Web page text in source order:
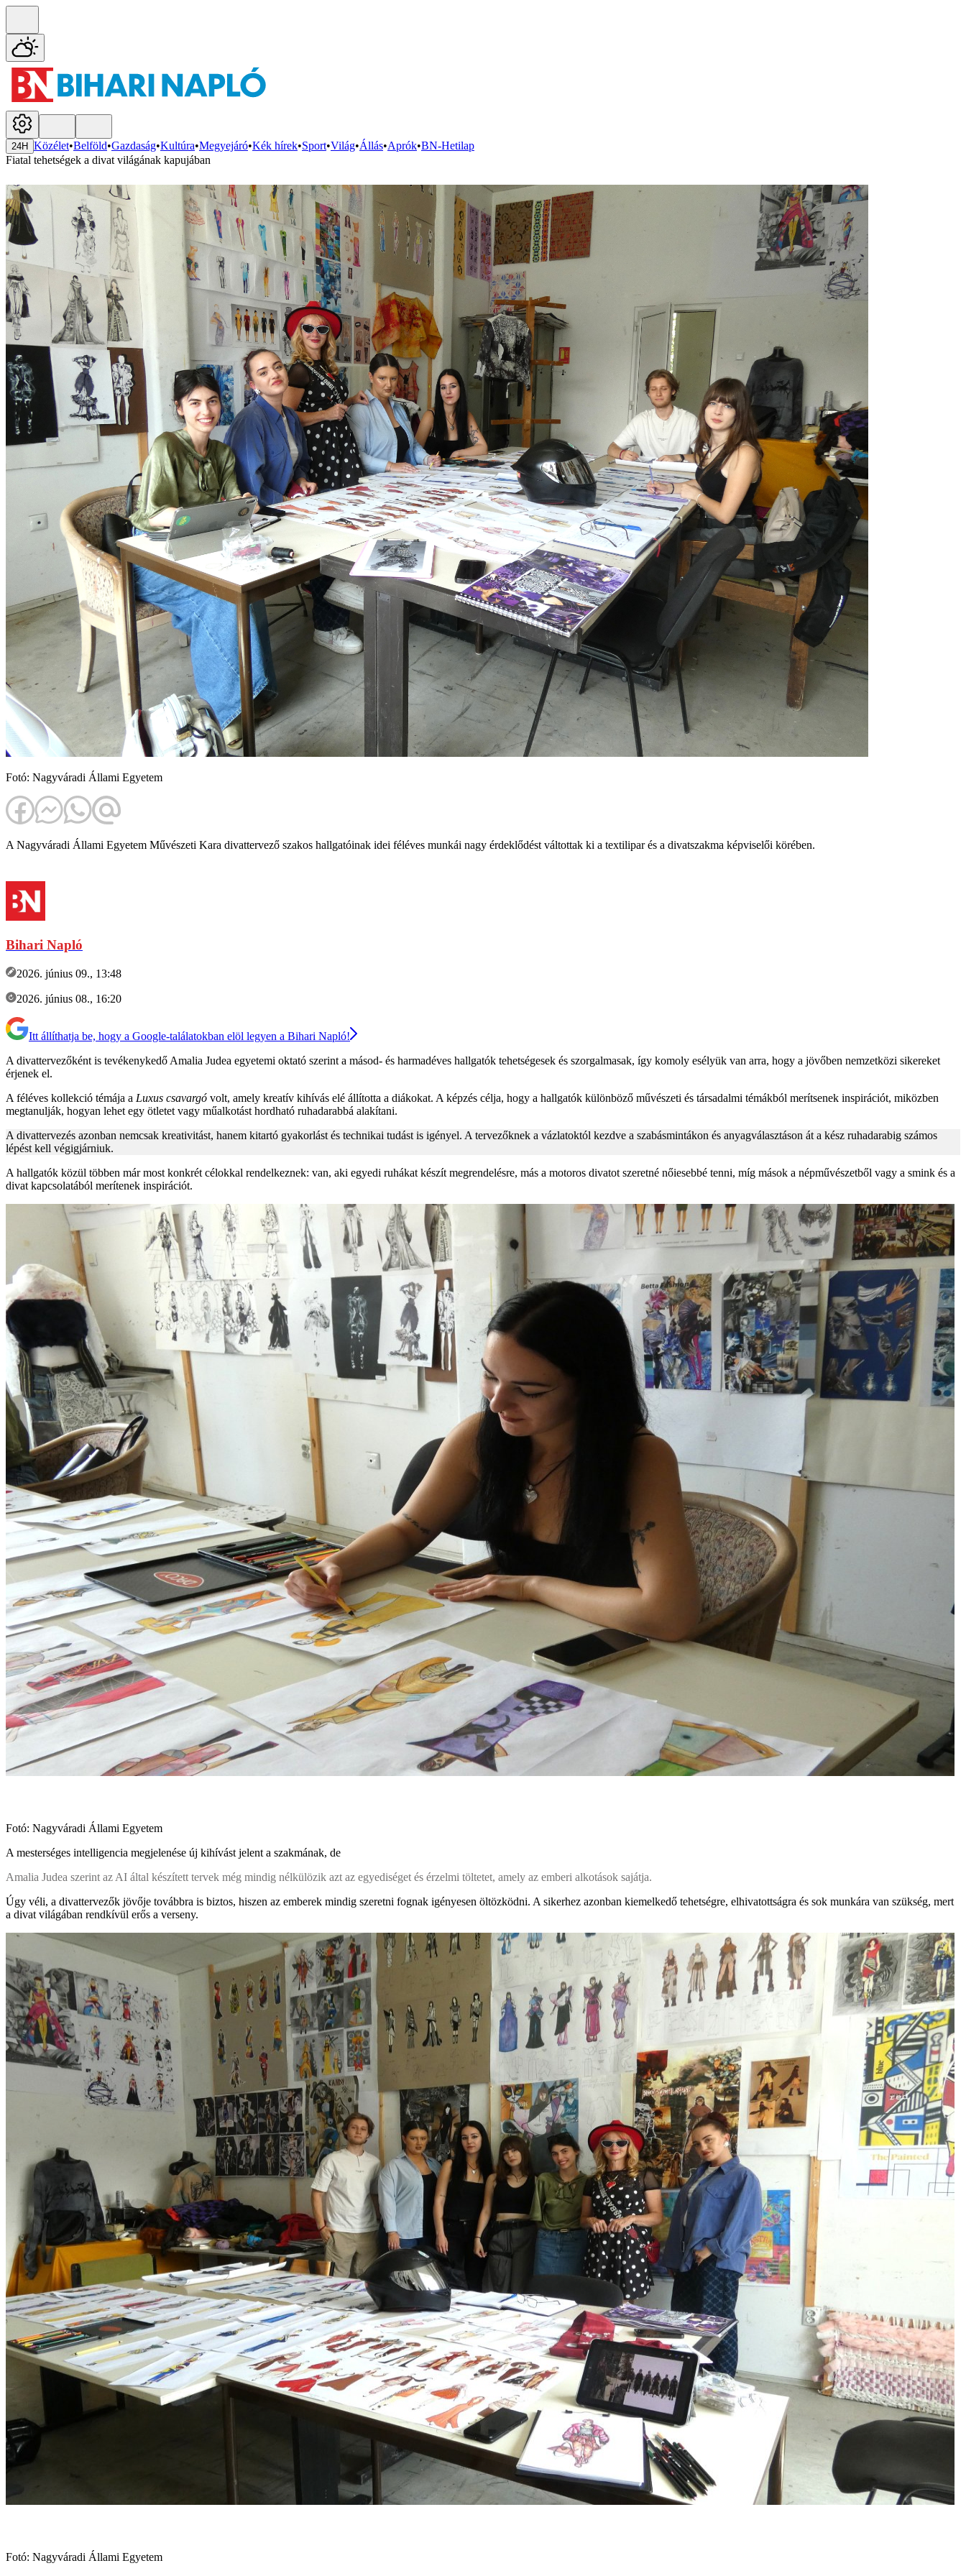
24H Közélet•Belföld•Gazdaság•Kultúra•Megyejáró•Kék hírek•Sport•Világ•Állás•Aprók•BN-Hetilap
Fiatal tehetségek a divat világának kapujában
Fotó: Nagyváradi Állami Egyetem
A Nagyváradi Állami Egyetem Művészeti Kara divattervező szakos hallgatóinak idei féléves munkái nagy érdeklődést váltottak ki a textilipar és a divatszakma képviselői körében.
Bihari Napló
2026. június 09., 13:48
2026. június 08., 16:20
Itt állíthatja be, hogy a Google-találatokban elöl legyen a Bihari Napló!
A divattervezőként is tevékenykedő Amalia Judea egyetemi oktató szerint a másod- és harmadéves hallgatók tehetségesek és szorgalmasak, így komoly esélyük van arra, hogy a jövőben nemzetközi sikereket
érjenek el.
A féléves kollekció témája a Luxus csavargó volt, amely kreatív kihívás elé állította a diákokat. A képzés célja, hogy a hallgatók különböző művészeti és társadalmi témákból merítsenek inspirációt, miközben
megtanulják, hogyan lehet egy ötletet vagy műalkotást hordható ruhadarabbá alakítani.
A divattervezés azonban nemcsak kreativitást, hanem kitartó gyakorlást és technikai tudást is igényel. A tervezőknek a vázlatoktól kezdve a szabásmintákon és anyagválasztáson át a kész ruhadarabig számos
lépést kell végigjárniuk.
A hallgatók közül többen már most konkrét célokkal rendelkeznek: van, aki egyedi ruhákat készít megrendelésre, más a motoros divatot szeretné nőiesebbé tenni, míg mások a népművészetből vagy a smink és a
divat kapcsolatából merítenek inspirációt.
Fotó: Nagyváradi Állami Egyetem
A mesterséges intelligencia megjelenése új kihívást jelent a szakmának, de
Amalia Judea szerint az AI által készített tervek még mindig nélkülözik azt az egyediséget és érzelmi töltetet, amely az emberi alkotások sajátja.
Úgy véli, a divattervezők jövője továbbra is biztos, hiszen az emberek mindig szeretni fognak igényesen öltözködni. A sikerhez azonban kiemelkedő tehetségre, elhivatottságra és sok munkára van szükség, mert
a divat világában rendkívül erős a verseny.
Fotó: Nagyváradi Állami Egyetem